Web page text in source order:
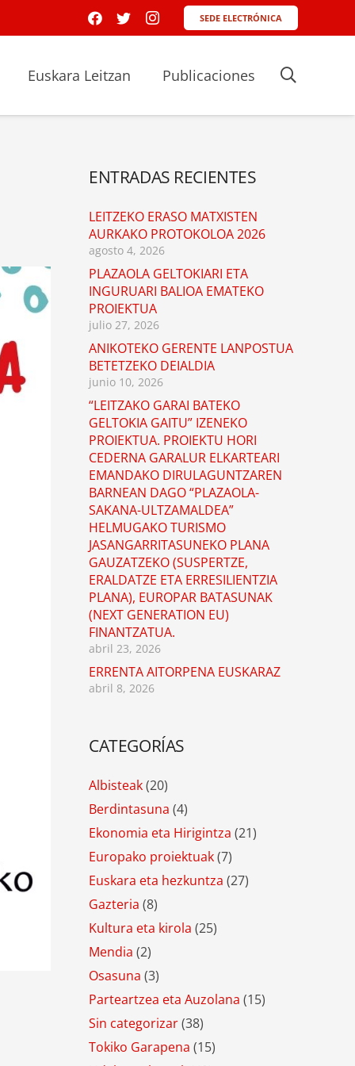
SEDE ELECTRÓNICA
Euskara Leitzan Publicaciones
ENTRADAS RECIENTES
LEITZEKO ERASO MATXISTEN
AURKAKO PROTOKOLOA 2026
agosto 4, 2026
PLAZAOLA GELTOKIARI ETA
INGURUARI BALIOA EMATEKO
PROIEKTUA
julio 27, 2026
ANIKOTEKO GERENTE LANPOSTUA
BETETZEKO DEIALDIA
junio 10, 2026
“LEITZAKO GARAI BATEKO
GELTOKIA GAITU” IZENEKO
PROIEKTUA. PROIEKTU HORI
CEDERNA GARALUR ELKARTEARI
EMANDAKO DIRULAGUNTZAREN
BARNEAN DAGO “PLAZAOLA-
SAKANA-ULTZAMALDEA”
HELMUGAKO TURISMO
JASANGARRITASUNEKO PLANA
GAUZATZEKO (SUSPERTZE,
ERALDATZE ETA ERRESILIENTZIA
PLANA), EUROPAR BATASUNAK
(NEXT GENERATION EU)
FINANTZATUA.
abril 23, 2026
ERRENTA AITORPENA EUSKARAZ
abril 8, 2026
CATEGORÍAS
Albisteak(20)
Berdintasuna (4)
Ekonomia eta Hirigintza (21)
Europako proiektuak(7)
Euskara eta hezkuntza (27)
Gazteria (8)
Kultura eta kirola (25)
Mendia (2)
Osasuna (3)
Parteartzea eta Auzolana (15)
Sin categorizar(38)
Tokiko Garapena (15)